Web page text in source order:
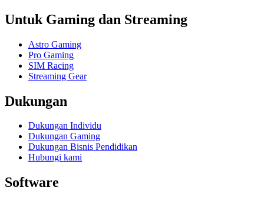
Untuk Gaming dan Streaming
Astro Gaming
Pro Gaming
SIM Racing
Streaming Gear
Dukungan
Dukungan Individu
Dukungan Gaming
Dukungan Bisnis Pendidikan
Hubungi kami
Software